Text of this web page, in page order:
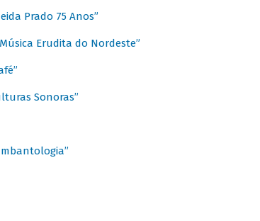
Prado 75 Anos”
Erudita do Nordeste”
Sonoras”